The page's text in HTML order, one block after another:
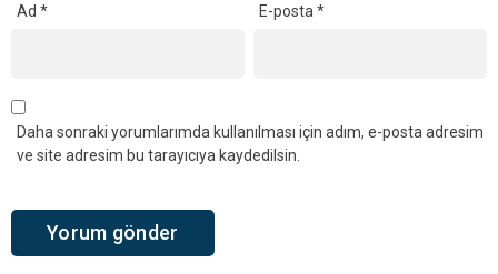
Ad * E-posta*
Daha sonraki yorumlarımda kullanılması için adım, e-posta adresim
ve site adresim bu tarayıcıya kaydedilsin.